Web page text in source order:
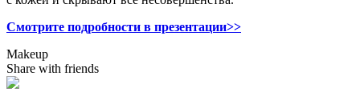
Смотрите подробности в презентации>>
Makeup
Share with friends